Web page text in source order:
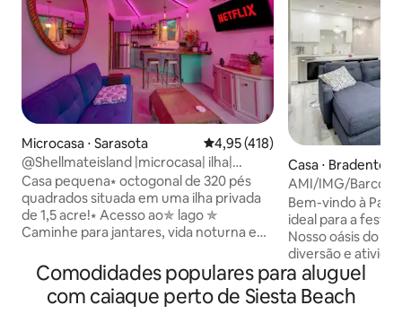
Microcasa ⋅ Sarasota 4,95 de uma avaliação média de
4,95 (418)
@Shellmateisland |microcasa| ilha|
bicicletas| caiaques
Casa pequena⭑ octogonal de 320 pés
quadrados situada em uma ilha privada
de 1,5 acre!⭑ Acesso ao✯ lago ✯
Caminhe para jantares, vida noturna e
equipada e abastecida ✯ Bicicletas
gratuitas + caiaques + equipamentos de
praia ✯ Fogueira no quintal +
Casa ⋅ Bradenton
AMI/IMG/Barco/
de
hidromassagem/
Bem-vindo à
ideal para a festa
Nosso oásis do
diversão e
épica. Passeie de
gratuitamente,
equipamentos de
Comodidades populares para aluguel
com caiaque perto de Siesta Beach